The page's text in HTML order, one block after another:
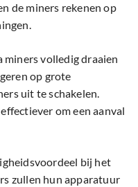
de miners rekenen op
miners volledig draaien
op grote
uit te schakelen.
om een ​​aanval
bij het
zullen hun apparatuur